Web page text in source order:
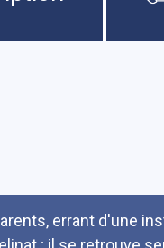
errant d'une